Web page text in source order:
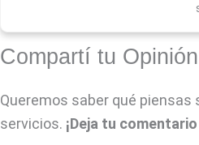
Compartí tu
Queremos saber qué piensas
servicios. ¡Deja tu